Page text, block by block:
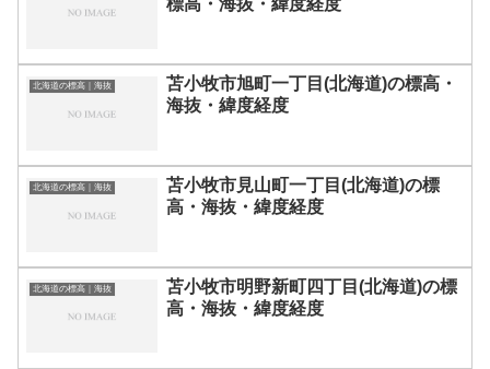
標高・海抜・緯度経度
北海道の標高｜海抜
苫小牧市旭町一丁目(北海道)の標高・
海抜・緯度経度
北海道の標高｜海抜
苫小牧市見山町一丁目(北海道)の標
高・海抜・緯度経度
北海道の標高｜海抜
苫小牧市明野新町四丁目(北海道)の標
高・海抜・緯度経度